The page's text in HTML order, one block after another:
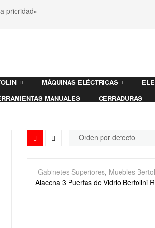
prioridad»
MÁQUINAS ELÉCTRICAS
MANUALES
CERRADURAS
Gabinetes Superiores, Muebles
Alacena 3 Puertas de Vidrio Bertolini